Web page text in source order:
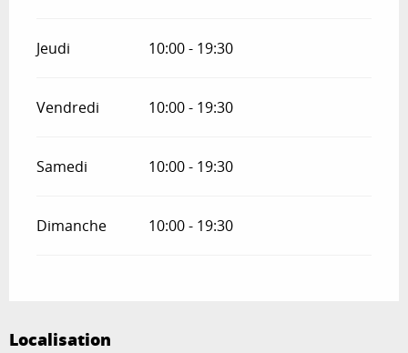
Jeudi 10:00 - 19:30
Vendredi 10:00 - 19:30
Samedi 10:00 - 19:30
Dimanche 10:00 - 19:30
Localisation